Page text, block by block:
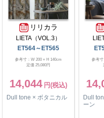
リリカラ
LIETA（VOL.3）
ET564～ET565
参考寸：W 200 × H 140cm
定価 25,080円
14,044
Dull tone × ボタニカル
参考寸
Dull
ーン